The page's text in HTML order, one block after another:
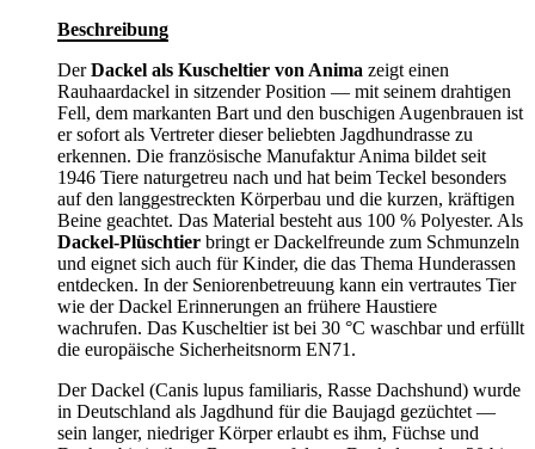
Beschreibung
DerDackel als Kuscheltier von Anima zeigt einen
Rauhaardackel in sitzender Position — mit seinem drahtigen
Fell, dem markanten Bart und den buschigen Augenbrauen ist
er sofort als Vertreter dieser beliebten Jagdhundrasse zu
erkennen. Die französische Manufaktur Anima bildet seit
1946 Tiere naturgetreu nach und hat beim Teckel besonders
auf den langgestreckten Körperbau und die kurzen, kräftigen
Beine geachtet. Das Material besteht aus 100 % Polyester. Als
Dackel-Plüschtier bringt er Dackelfreunde zum Schmunzeln
und eignet sich auch für Kinder, die das Thema Hunderassen
entdecken. In der Seniorenbetreuung kann ein vertrautes Tier
wie der Dackel Erinnerungen an frühere Haustiere
wachrufen. Das Kuscheltier ist bei 30 °C waschbar und erfüllt
die europäische Sicherheitsnorm EN71.
Der Dackel (Canis lupus familiaris, Rasse Dachshund) wurde
in Deutschland als Jagdhund für die Baujagd gezüchtet —
sein langer, niedriger Körper erlaubt es ihm, Füchse und